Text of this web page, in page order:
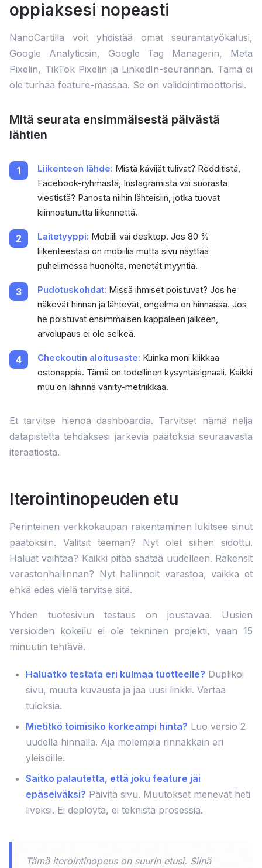
oppiaksesi nopeasti
NanoCartilla voit yhdistää omat seurantatyökalusi,
Google Analyticsin, Google Tag Managerin, Meta
Pixelin, TikTok Pixelin ja LinkedIn-seurannan. Tämä ei
ole turhaa feature-massaa. Se on validointimoottorisi.
Mitä seurata ensimmäisestä päivästä
lähtien
Liikenteen lähde: Mistä kävijät tulivat? Redditistä,
Facebook-ryhmästä, Instagramista vai suorasta
viestistä? Panosta niihin lähteisiin, jotka tuovat
kiinnostunutta liikennettä.
Laitetyyppi: Mobiili vai desktop. Jos 80 %
liikenteestäsi on mobiilia mutta sivu näyttää
puhelimessa huonolta, menetät myyntiä.
Pudotuskohdat: Missä ihmiset poistuvat? Jos he
näkevät hinnan ja lähtevät, ongelma on hinnassa. Jos
he poistuvat ensimmäisen kappaleen jälkeen,
arvolupaus ei ole selkeä.
Checkoutin aloitusaste: Kuinka moni klikkaa
ostonappia. Tämä on todellinen kysyntäsignaali. Kaikki
muu on lähinnä vanity-metriikkaa.
Et tarvitse hienoa dashboardia. Tarvitset nämä neljä
datapistettä tehdäksesi järkeviä päätöksiä seuraavasta
iteraatiosta.
Iterointinopeuden etu
Perinteinen verkkokaupan rakentaminen lukitsee sinut
päätöksiin. Valitsit teeman? Nyt olet siihen sidottu.
Haluat vaihtaa? Kaikki pitää säätää uudelleen. Rakensit
varastonhallinnan? Nyt hallinnoit varastoa, vaikka et
ehkä edes vielä tarvitse sitä.
Yhden tuotesivun testaus on joustavaa. Uusien
versioiden kokeilu ei ole tekninen projekti, vaan 15
minuutin tehtävä.
Haluatko testata eri kulmaa tuotteelle? Duplikoi
sivu, muuta kuvausta ja jaa uusi linkki. Vertaa
tuloksia.
Mietitkö toimisiko korkeampi hinta? Luo versio 2
uudella hinnalla. Aja molempia rinnakkain eri
yleisöille.
Saitko palautetta, että joku feature jäi
epäselväksi? Päivitä sivu. Muutokset menevät heti
liveksi. Ei deployta, ei teknistä prosessia.
Tämä iterointinopeus on suurin etusi. Siinä